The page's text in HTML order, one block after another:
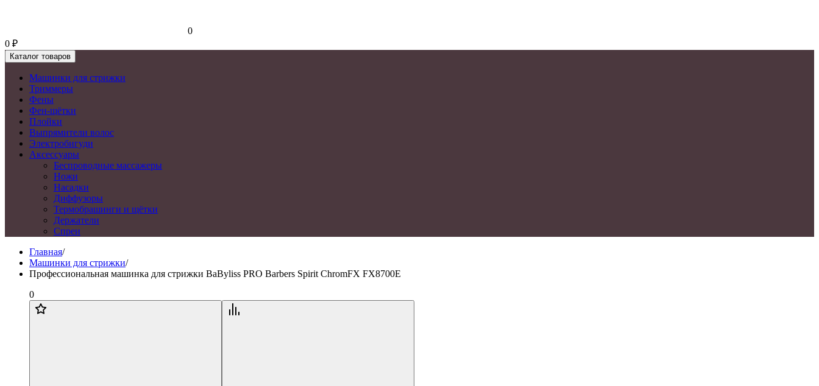
0
0 ₽
Каталог товаров
Машинки для стрижки
Триммеры
Фены
Фен-щётки
Плойки
Выпрямители волос
Электробигуди
Аксессуары
Беспроводные массажеры
Ножи
Насадки
Диффузоры
Термобрашинги и щётки
Держатели
Спреи
Главная/
Машинки для стрижки/
Профессиональная машинка для стрижки BaByliss PRO Barbers Spirit ChromFX FX8700E
0